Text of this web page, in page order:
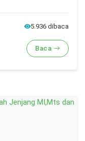
5.936 dibaca
Baca